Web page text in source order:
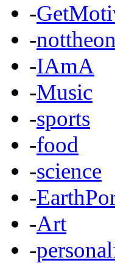
-
-
-IAmA
-Music
-sports
-food
-science
-
-Art
-